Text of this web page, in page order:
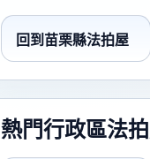
回到苗栗縣法拍屋
熱門行政區法